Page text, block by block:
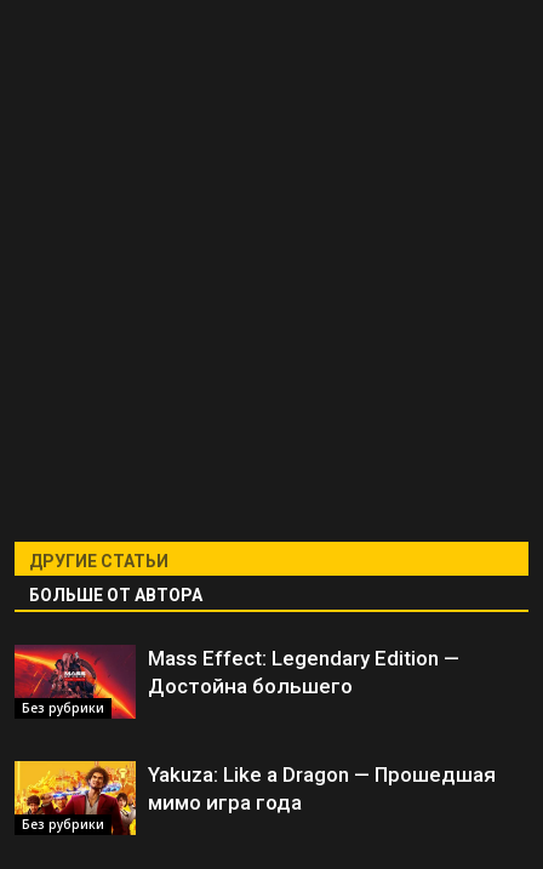
ДРУГИЕ СТАТЬИ
БОЛЬШЕ ОТ АВТОРА
Без рубрики
Mass Effect: Legendary Edition —
Достойна большего
Без рубрики
Yakuza: Like a Dragon — Прошедшая
мимо игра года